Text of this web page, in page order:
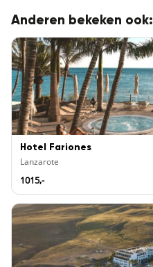
Anderen bekeken ook:
Hotel Fariones
Lanzarote
1015,-